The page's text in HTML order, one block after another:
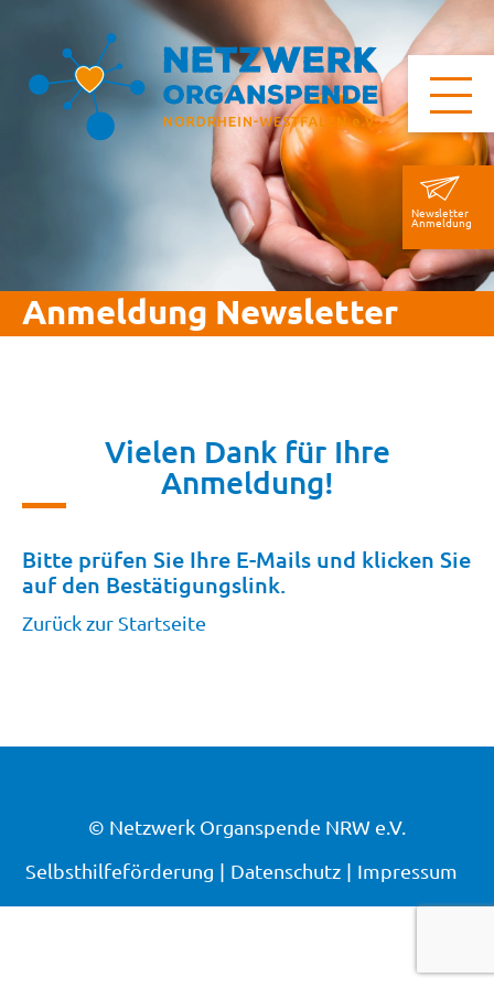
Anmeldung Newsletter
Vielen Dank für Ihre
Anmeldung!
Bitte prüfen Sie Ihre E-Mails und klicken Sie
auf den Bestätigungslink.
Zurück zur Startseite
© Netzwerk Organspende NRW e.V.
Selbsthilfeförderung
Datenschutz Impressum
Newsletter
Anmeldung